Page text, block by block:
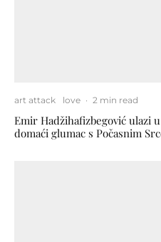
art attack love · 2 min read
Emir Hadžihafizbegović ulazi
domaći glumac s Počasnim